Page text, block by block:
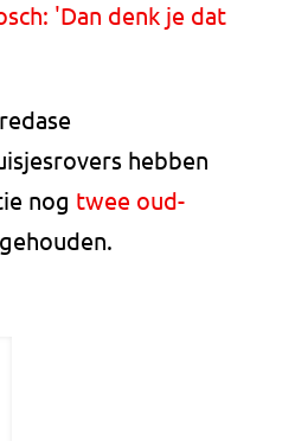
'Dan denk je dat
hebben
nog twee oud-